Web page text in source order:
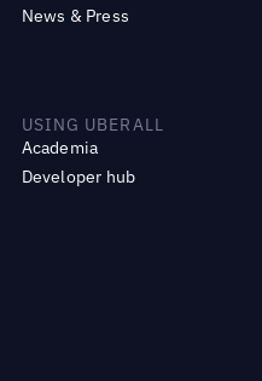
News & Press
USING UBERALL
Academia
Developer hub